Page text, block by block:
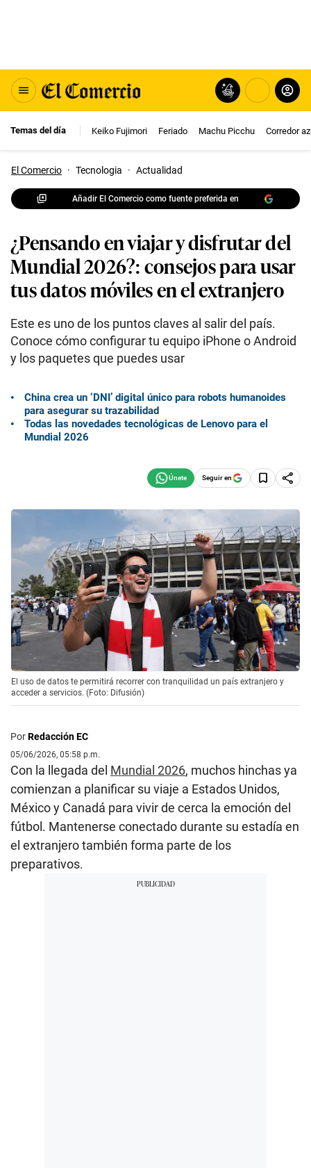
Temas del día Keiko Fujimori Feriado Machu Picchu Corredor
El Comercio · Tecnologia · Actualidad
Añadir El Comercio como fuente preferida en
¿Pensando en viajar y disfrutar del
Mundial 2026?: consejos para usar
tus datos móviles en el extranjero
Este es uno de los puntos claves al salir del país.
Conoce cómo configurar tu equipo iPhone o Android
y los paquetes que puedes usar
China crea un ‘DNI’ digital único para robots humanoides
para asegurar su trazabilidad
Todas las novedades tecnológicas de Lenovo para el
Mundial 2026
Seguir en
El uso de datos te permitirá recorrer con tranquilidad un país extranjero y
acceder a servicios. (Foto: Difusión)
PorRedacción EC
05/06/2026, 05:58 p.m.
Con la llegada del Mundial 2026, muchos hinchas ya
comienzan a planificar su viaje a Estados Unidos,
México y Canadá para vivir de cerca la emoción del
fútbol. Mantenerse conectado durante su estadía en
el extranjero también forma parte de los
preparativos.